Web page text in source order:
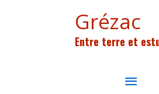
Grézac
Entre terre et
MENU